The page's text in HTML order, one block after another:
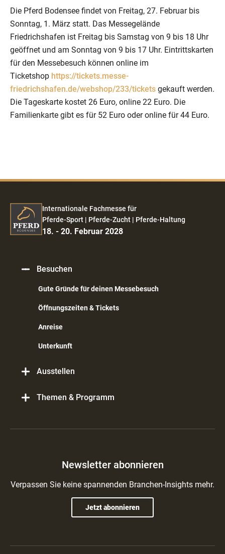
Die Pferd Bodensee findet von Freitag, 27. Februar bis
Sonntag, 1. März statt. Das Messegelände
Friedrichshafen ist Freitag bis Samstag von 9 bis 18 Uhr
geöffnet und am Sonntag von 9 bis 17 Uhr. Eintrittskarten
für den Messebesuch können online im
Ticketshop https://tickets.messe-
friedrichshafen.de/webshop/233/tickets gekauft werden.
Die Tageskarte kostet 26 Euro, online 22 Euro. Die
Familienkarte gibt es für 52 Euro oder online für 44 Euro.
Internationale Fachmesse für
Pferde-Sport | Pferde-Zucht | Pferde-Haltung
18. - 20. Februar 2028
Besuchen
Gute Gründe für deinen Messebesuch
Öffnungszeiten & Tickets
Anreise
Unterkunft
Ausstellen
Themen & Programm
Newsletter abonnieren
Verpassen Sie keine spannenden Branchen-Insights mehr.
Jetzt abonnieren